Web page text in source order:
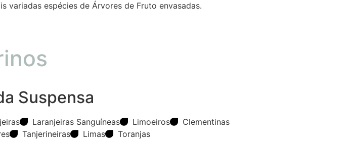
variadas espécies de Árvores de Fruto envasadas.
Suspensa
Laranjeiras Sanguíneas Limoeiros
Clementinas
Tanjerineiras Limas Toranjas